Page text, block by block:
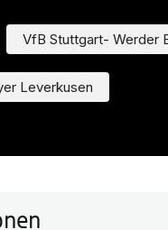
VfB Stuttgart- Werder
Leverkusen